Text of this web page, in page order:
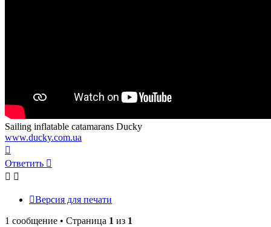
Sailing inflatable catamarans Ducky
www.ducky.com.ua
к
началу
Ответить
Версия для печати
1 сообщение • Страница 1 из 1